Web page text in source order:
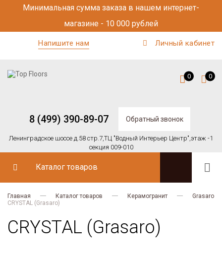
Минимальная сумма заказа в нашем интернет-
магазине - 10 000 рублей
Напишите нам Личный кабинет
8 (499) 390-89-07 Обратный звонок
Ленинградское шоссе д.58 стр.7,ТЦ "Водный Интерьер Центр",этаж -1
секция 009-010
0 0
Каталог товаров
Главная Каталог товаров Керамогранит
Grasaro
CRYSTAL (Grasaro)
CRYSTAL (Grasaro)